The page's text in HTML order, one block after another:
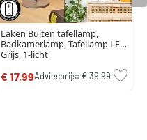
Laken Buiten tafellamp,
Badkamerlamp, Tafellamp LED
Grijs, 1-licht
€ 17,99Adviesprijs:€ 39,99